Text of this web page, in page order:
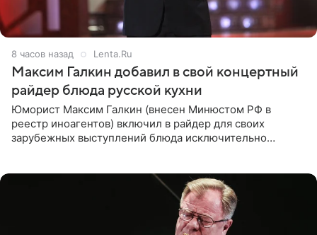
8 часов назад Lenta.Ru
Максим Галкин добавил в свой концертный
райдер блюда русской кухни
Юморист Максим Галкин (внесен Минюстом РФ в
реестр иноагентов) включил в райдер для своих
зарубежных выступлений блюда исключительно